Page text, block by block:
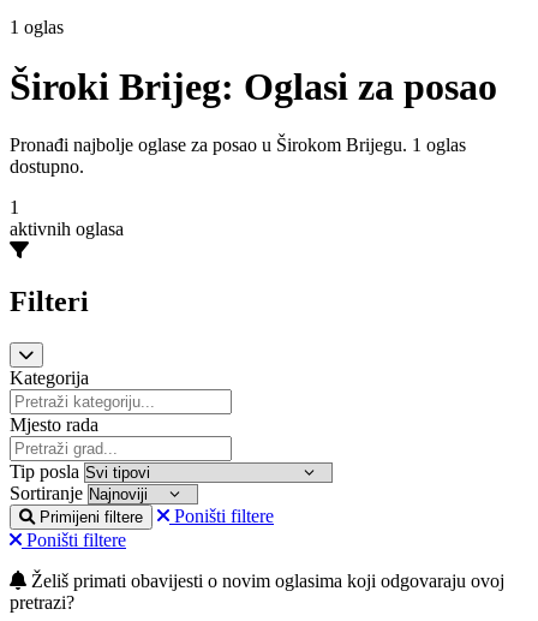
1 oglas
Široki Brijeg: Oglasi za posao
Pronađi najbolje oglase za posao u Širokom Brijegu. 1 oglas
dostupno.
1
aktivnih oglasa
Filteri
Kategorija
Mjesto rada
Tip posla
Sortiranje
Primijeni filtere
Poništi filtere
Poništi filtere
Želiš primati obavijesti o novim oglasima koji odgovaraju ovoj
pretrazi?